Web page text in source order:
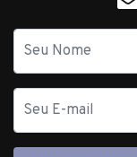
mail